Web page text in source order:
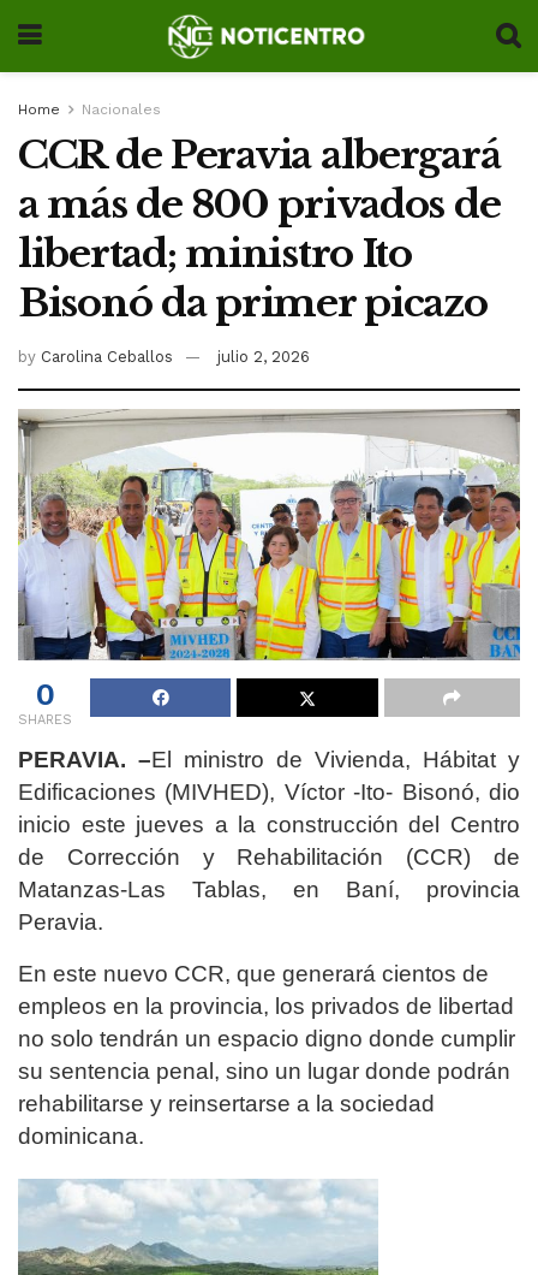
Home Nacionales
CCR de Peravia albergará
a más de 800 privados de
libertad; ministro Ito
Bisonó da primer picazo
by Carolina Ceballos julio 2, 2026
0
SHARES
PERAVIA. –El ministro de Vivienda, Hábitat y
Edificaciones (MIVHED), Víctor -Ito- Bisonó, dio
inicio este jueves a la construcción del Centro
de Corrección y Rehabilitación (CCR) de
Matanzas-Las Tablas, en Baní, provincia
Peravia.
En este nuevo CCR, que generará cientos de
empleos en la provincia, los privados de libertad
no solo tendrán un espacio digno donde cumplir
su sentencia penal, sino un lugar donde podrán
rehabilitarse y reinsertarse a la sociedad
dominicana.